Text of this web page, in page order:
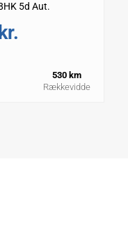
5d Aut.
530 km
Rækkevidde